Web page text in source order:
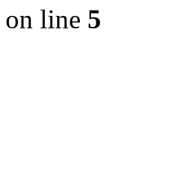
on line 5